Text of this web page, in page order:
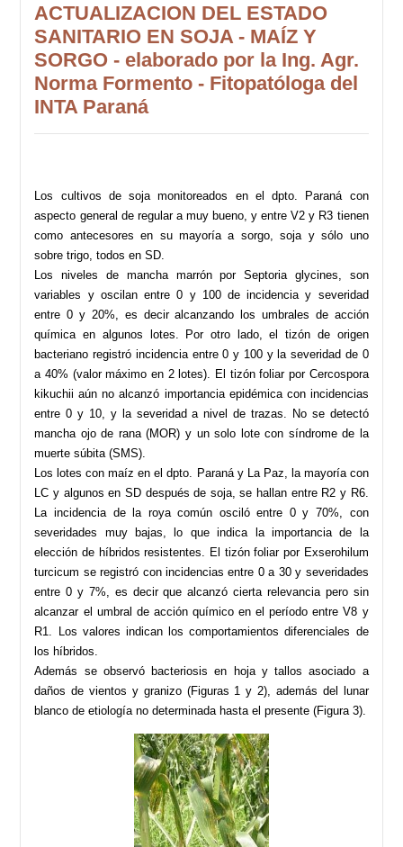
ACTUALIZACION DEL ESTADO
SANITARIO EN SOJA - MAÍZ Y
SORGO - elaborado por la Ing. Agr.
Norma Formento - Fitopatóloga del
INTA Paraná
Los cultivos de soja monitoreados en el dpto. Paraná con
aspecto general de regular a muy bueno, y entre V2 y R3 tienen
como antecesores en su mayoría a sorgo, soja y sólo uno
sobre trigo, todos en SD.
Los niveles de mancha marrón por Septoria glycines, son
variables y oscilan entre 0 y 100 de incidencia y severidad
entre 0 y 20%, es decir alcanzando los umbrales de acción
química en algunos lotes. Por otro lado, el tizón de origen
bacteriano registró incidencia entre 0 y 100 y la severidad de 0
a 40% (valor máximo en 2 lotes). El tizón foliar por Cercospora
kikuchii aún no alcanzó importancia epidémica con incidencias
entre 0 y 10, y la severidad a nivel de trazas. No se detectó
mancha ojo de rana (MOR) y un solo lote con síndrome de la
muerte súbita (SMS).
Los lotes con maíz en el dpto. Paraná y La Paz, la mayoría con
LC y algunos en SD después de soja, se hallan entre R2 y R6.
La incidencia de la roya común osciló entre 0 y 70%, con
severidades muy bajas, lo que indica la importancia de la
elección de híbridos resistentes. El tizón foliar por Exserohilum
turcicum se registró con incidencias entre 0 a 30 y severidades
entre 0 y 7%, es decir que alcanzó cierta relevancia pero sin
alcanzar el umbral de acción químico en el período entre V8 y
R1. Los valores indican los comportamientos diferenciales de
los híbridos.
Además se observó bacteriosis en hoja y tallos asociado a
daños de vientos y granizo (Figuras 1 y 2), además del lunar
blanco de etiología no determinada hasta el presente (Figura 3).